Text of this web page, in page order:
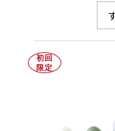
初回
限定